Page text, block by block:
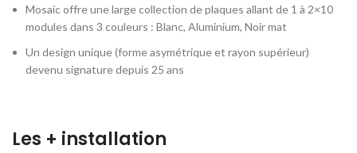
Mosaic offre une large collection de plaques allant de 1 à 2×10
modules dans 3 couleurs : Blanc, Aluminium, Noir mat
Un design unique (forme asymétrique et rayon supérieur)
devenu signature depuis 25 ans
Les + installation